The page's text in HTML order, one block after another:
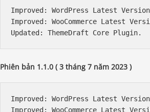
Improved: WordPress Latest
Improved: WooCommerce Latest
Phiên bản 1.1.0 ( 3 tháng 7 năm 2023 )
Improved: WordPress Latest
Improved: WooCommerce Latest